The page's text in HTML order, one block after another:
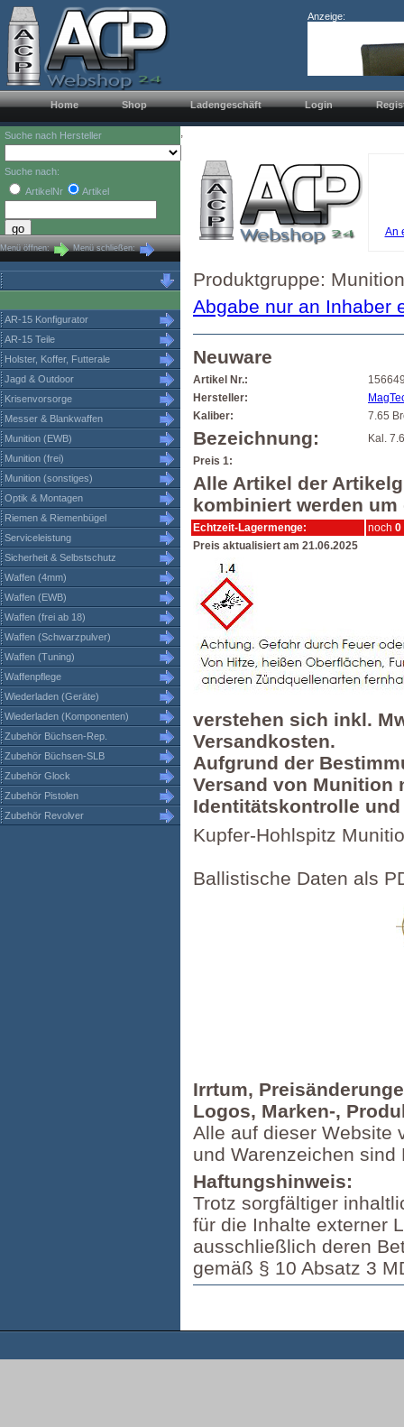
Anzeige:
Home Shop Ladengeschäft Login
Suche nach Hersteller
Suche nach:
ArtikelNr
Artikel
Menü öffnen: Menü schließen:
AR-15 Konfigurator
AR-15 Teile
Holster, Koffer, Futterale
Jagd & Outdoor
Krisenvorsorge
Messer & Blankwaffen
Munition (EWB)
Munition (frei)
Munition (sonstiges)
Optik & Montagen
Riemen & Riemenbügel
Serviceleistung
Sicherheit & Selbstschutz
Waffen (4mm)
Waffen (EWB)
Waffen (frei ab 18)
Waffen (Schwarzpulver)
Waffen (Tuning)
Waffenpflege
Wiederladen (Geräte)
Wiederladen (Komponenten)
Zubehör Büchsen-Rep.
Zubehör Büchsen-SLB
Zubehör Glock
Zubehör Pistolen
Zubehör Revolver
,
An
Produktgruppe:
Abgabe nur an Inhaber
Neuware
Artikel Nr.:
Hersteller:
Kaliber:
7.65
Bezeichnung:
Kal.
Preis 1:
Alle Artikel der
kombiniert werden
Echtzeit-Lagermenge: noch 0
Preis aktualisiert am 21.06.2025
verstehen sich inkl.
Versandkosten.
Aufgrund der
Versand von Munition
Identitätskontrolle
Kupfer-Hohlspitz
Ballistische Daten als
Irrtum,
Logos, Marken-,
Alle auf dieser Website
und Warenzeichen
Haftungshinweis:
Trotz sorgfältiger
für die Inhalte externer
ausschließlich deren
gemäß § 10 Absatz 3